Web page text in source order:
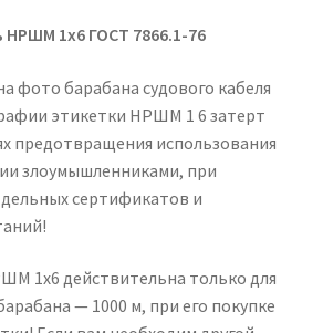
НРШМ 1х6 ГОСТ 7866.1-76
фото барабана судового кабеля
этикетки НРШМ 1 6 затерт
предотвращения использования
злоумышленниками, при
сертификатов и
1х6 действительна только для
— 1000 м, при его покупке